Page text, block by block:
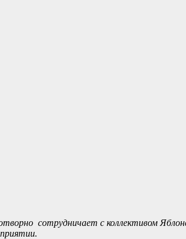
сотрудничает с коллективом